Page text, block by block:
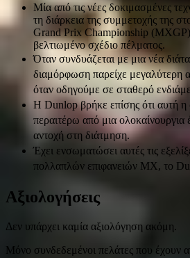
Μία από τις νέες δοκιμασμένες
τη διάρκεια της συμμετοχής της
Grand Prix Championship (MXGP)
βελτιωμένο σχέδιο πέλματος.
Όταν συνδυάζεται με μια νέα
διαμόρφωση παρείχε μεγαλύτερη
όταν οδηγούμε σε σταθερό
Η Dunlop βρήκε επίσης ότι αυτή η
περαιτέρω από μια
αντοχή στη διάτμηση.
Έχει ενσωματώσει αυτές τις
πολλαπλών επιφανειών MX, το
Αξιολογήσεις
Δεν υπάρχει καμία αξιολόγηση ακόμη.
Μόνο συνδεδεμένοι πελάτες που έχουν